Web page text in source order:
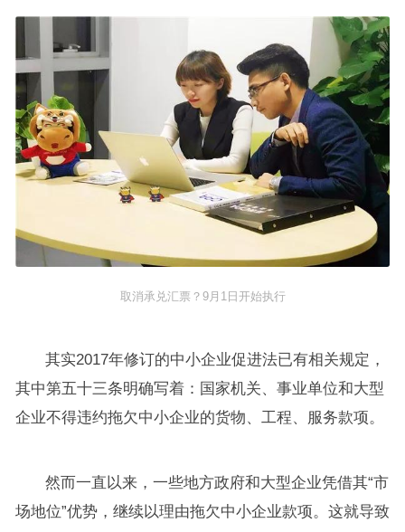
取消承兑汇票？9月1日开始执行
其实2017年修订的中小企业促进法已有相关规定，
其中第五十三条明确写着：国家机关、事业单位和大型
企业不得违约拖欠中小企业的货物、工程、服务款项。
然而一直以来，一些地方政府和大型企业凭借其“市
场地位”优势，继续以理由拖欠中小企业款项。这就导致